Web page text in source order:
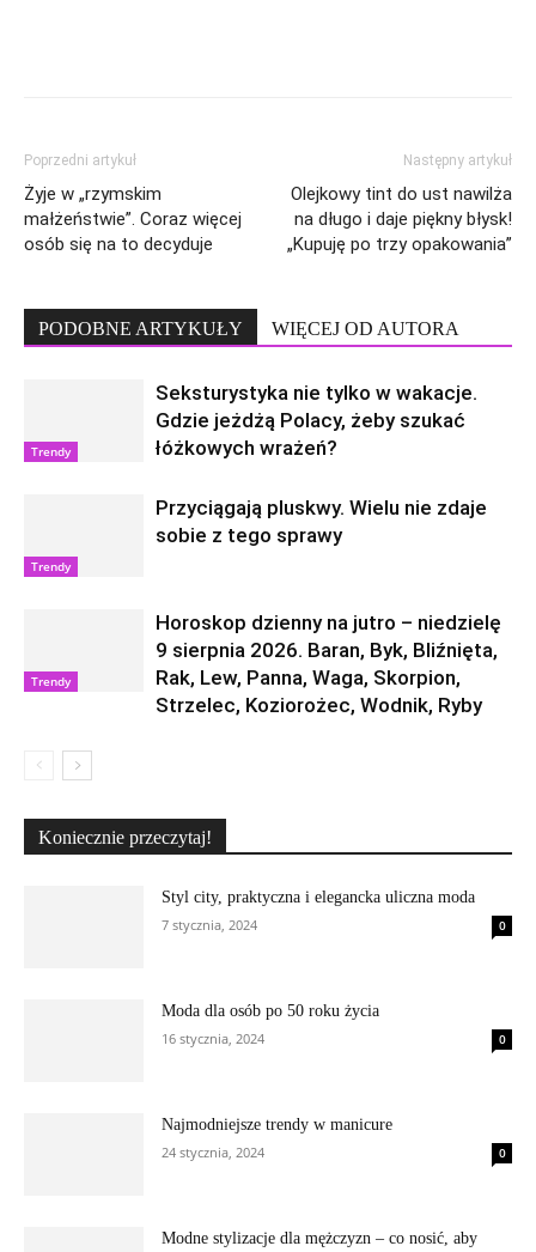
Poprzedni artykuł
Żyje w „rzymskim
małżeństwie”. Coraz więcej
osób się na to decyduje
Następny artykuł
Olejkowy tint do ust nawilża
na długo i daje piękny błysk!
„Kupuję po trzy opakowania”
PODOBNE ARTYKUŁY WIĘCEJ OD AUTORA
Trendy
Seksturystyka nie tylko w wakacje.
Gdzie jeżdżą Polacy, żeby szukać
łóżkowych wrażeń?
Trendy
Przyciągają pluskwy. Wielu nie zdaje
sobie z tego sprawy
Trendy
Horoskop dzienny na jutro – niedzielę
9 sierpnia 2026. Baran, Byk, Bliźnięta,
Rak, Lew, Panna, Waga, Skorpion,
Strzelec, Koziorożec, Wodnik, Ryby
Koniecznie przeczytaj!
Styl city, praktyczna i elegancka uliczna moda
7 stycznia, 2024
0
Moda dla osób po 50 roku życia
16 stycznia, 2024
0
Najmodniejsze trendy w manicure
24 stycznia, 2024
0
Modne stylizacje dla mężczyzn – co nosić, aby